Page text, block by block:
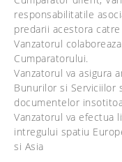
responsabilitatile
predarii acestora
Vanzatorul
Cumparatorului.
Vanzatorul va asigura
Bunurilor si Serviciilor
documentelor
Vanzatorul va efectua
intregului spatiu
si Asia